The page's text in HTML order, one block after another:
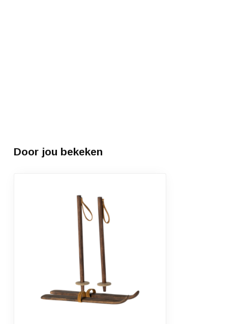
Door jou bekeken